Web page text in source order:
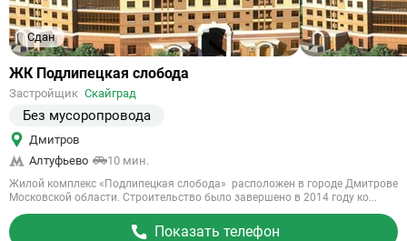
Сдан
Ссылка
объект
ЖК Подлипецкая слобода
Застройщик Скайград
Без мусоропровода
Дмитров
Алтуфьево
10 мин.
Жилой комплекс «Подлипецкая слобода» расположен в городе Дмитрове
Московской области. Строительство было завершено в 2014 году ко...
Показать телефон